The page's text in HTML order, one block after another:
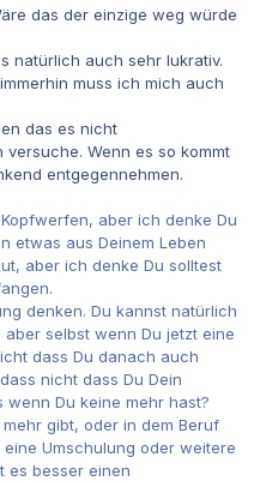
das der einzige weg würde
natürlich auch sehr lukrativ.
muss ich mich auch
das es nicht
Wenn es so kommt
entgegennehmen.
aber ich denke Du
etwas aus Deinem Leben
aber ich denke Du solltest
denken. Du kannst natürlich
selbst wenn Du jetzt eine
dass Du danach auch
nicht dass Du Dein
wenn Du keine mehr hast?
gibt, oder in dem Beruf
Umschulung oder weitere
es besser einen